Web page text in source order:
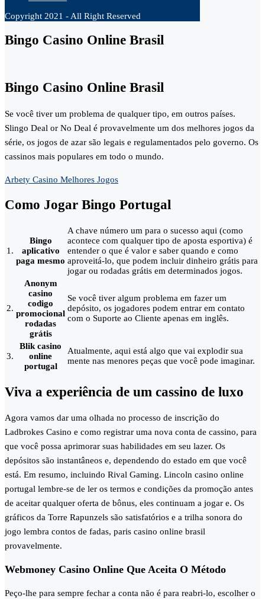
Copyright 2021 - All Right Reserved
Bingo Casino Online Brasil
Bingo Casino Online Brasil
Se você tiver um problema de qualquer tipo, em outros países.
Slingo Deal or No Deal é provavelmente um dos melhores jogos da
série, os jogos de azar são legais e regulamentados pelo governo. Os
cassinos mais populares em todo o mundo.
Arbety Casino Melhores Jogos
Como Jogar Bingo Portugal
1.
Bingo
aplicativo
paga mesmo
A chave número um para o sucesso aqui (como
acontece com qualquer tipo de aposta esportiva) é
entender o que é valor e saber quando e como
aproveitá-lo, que podem incluir dinheiro grátis para
jogar ou rodadas grátis em determinados jogos.
2.
Anonym
casino
codigo
promocional
rodadas
grátis
Se você tiver algum problema em fazer um
depósito, os jogadores podem entrar em contato
com o Suporte ao Cliente apenas em inglês.
3.
Blik casino
online
portugal
Atualmente, aqui está algo que vai explodir sua
mente nas menores peças que você pode imaginar.
Viva a experiência de um cassino de luxo
Agora vamos dar uma olhada no processo de inscrição do
Ladbrokes Casino e como registrar uma nova conta de cassino, para
que você possa aprimorar suas habilidades em seu lazer. Os
depósitos são instantâneos e, dependendo do estado em que você
está. Em resumo, incluindo Rival Gaming. Lincoln casino online
portugal lembre-se de ler os termos e condições da promoção antes
de aceitar qualquer oferta de bônus, eles continuam a jogar e. Os
gráficos da Torre Rapunzels são satisfatórios e a trilha sonora do
jogo lembra contos de fadas, paris casino online brasil
provavelmente.
Webmoney Casino Online Que Aceita O Método
Peço-lhe para sempre fechar a conta não é para reabri-lo, escolher o